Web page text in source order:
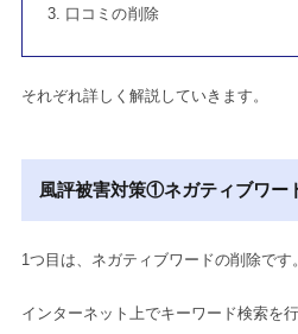
口コミの削除
それぞれ詳しく解説していきます。
風評被害対策①ネガティブワー
1つ目は、ネガティブワードの削除です。
インターネット上でキーワード検索を